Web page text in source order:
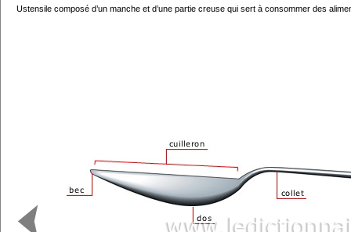
Ustensile composé d’un manche et d’une partie creuse qui sert à consommer des